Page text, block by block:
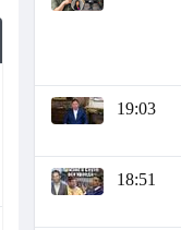
19:03
18:51